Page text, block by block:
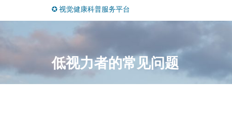
✪ 视觉健康科普服务平台
低视力者的常见问题